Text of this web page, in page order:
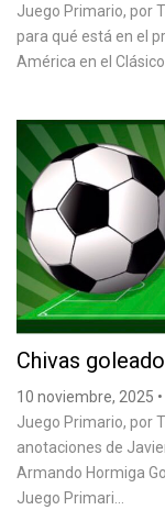
Juego Primario, por
para qué está en el
América en el
Chivas
10 noviembre, 2025 •
Juego Primario, por
anotaciones de
Armando Hormiga
Juego Primari...